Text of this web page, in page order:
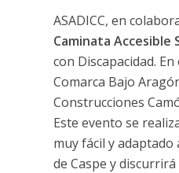
ASADICC, en
Caminata Accesible
con Discapacidad.
Comarca Bajo
Construcciones
Este evento se
muy fácil y
de Caspe y